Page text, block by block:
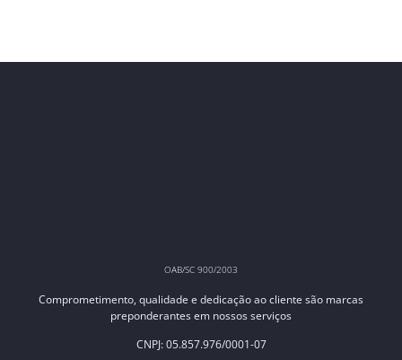
OAB/SC 900/2003
Comprometimento, qualidade e dedicação ao cliente são marcas
preponderantes em nossos serviços
CNPJ: 05.857.976/0001-07